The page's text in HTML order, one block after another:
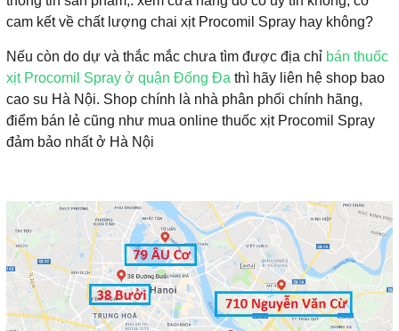
cam kết về chất lượng chai xịt Procomil Spray hay không?
Nếu còn do dự và thắc mắc chưa tìm được địa chỉ bán thuốc
xịt Procomil Spray ở quận Đống Đa thì hãy liên hệ shop bao
cao su Hà Nội. Shop chính là nhà phân phối chính hãng,
điểm bán lẻ cũng như mua online thuốc xịt Procomil Spray
đảm bảo nhất ở Hà Nội